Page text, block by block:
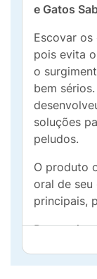
e Gatos
Escovar
pois evita
o
bem
soluções
peludos.
O produto
oral de
principais,
e
sabor